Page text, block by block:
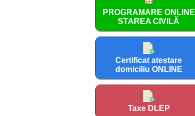
PROGRAMARE ONLINE
STAREA CIVILĂ
Certificat atestare
domiciliu ONLINE
Taxe DLEP